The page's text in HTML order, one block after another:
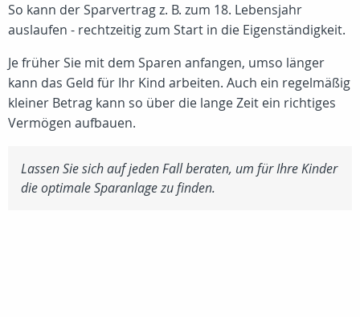
So kann der Sparvertrag z. B. zum 18. Lebensjahr
auslaufen - rechtzeitig zum Start in die Eigenständigkeit.
Je früher Sie mit dem Sparen anfangen, umso länger
kann das Geld für Ihr Kind arbeiten. Auch ein regelmäßig
kleiner Betrag kann so über die lange Zeit ein richtiges
Vermögen aufbauen.
Lassen Sie sich auf jeden Fall beraten, um für Ihre Kinder
die optimale Sparanlage zu finden.